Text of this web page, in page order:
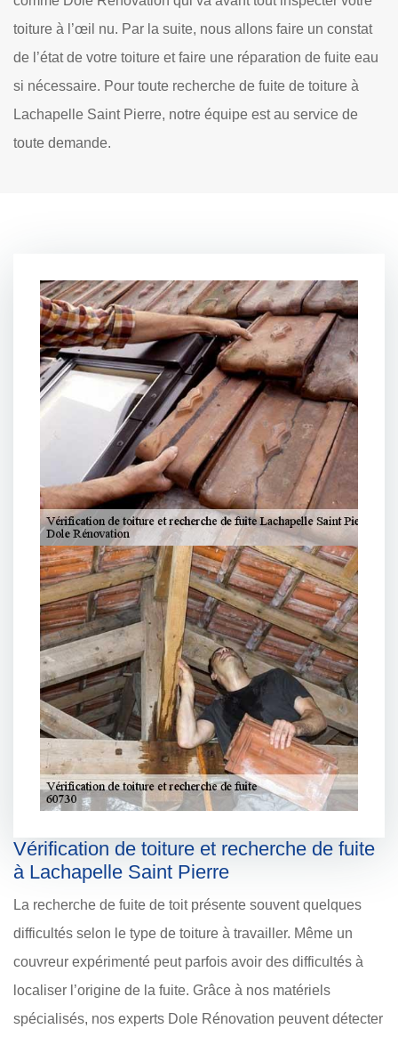
toiture à l’œil nu. Par la suite, nous allons faire un constat
de l’état de votre toiture et faire une réparation de fuite eau
si nécessaire. Pour toute recherche de fuite de toiture à
Lachapelle Saint Pierre, notre équipe est au service de
toute demande.
Vérification de toiture et recherche de fuite
à Lachapelle Saint Pierre
La recherche de fuite de toit présente souvent quelques
difficultés selon le type de toiture à travailler. Même un
couvreur expérimenté peut parfois avoir des difficultés à
localiser l’origine de la fuite. Grâce à nos matériels
spécialisés, nos experts Dole Rénovation peuvent détecter